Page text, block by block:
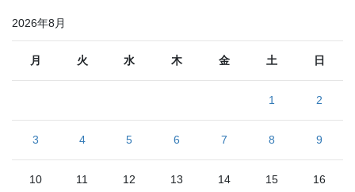
2026年8月
月 火 水 木 金 土 日
1 2
3 4 5 6 7 8 9
10 11 12 13 14 15 16